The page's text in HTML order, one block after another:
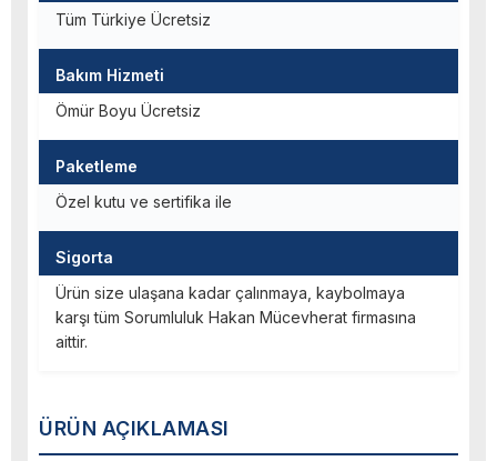
ÜRÜN AÇIKLAMASI
Tüm Türkiye Ücretsiz
Bakım Hizmeti
Ömür Boyu Ücretsiz
Paketleme
Özel kutu ve sertifika ile
Sigorta
Ürün size ulaşana kadar çalınmaya, kaybolmaya
karşı tüm Sorumluluk Hakan Mücevherat firmasına
aittir.